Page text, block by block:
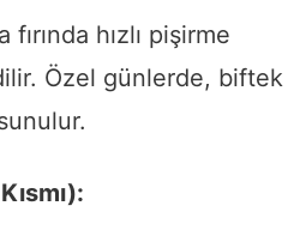
fırında hızlı pişirme
Özel günlerde, biftek